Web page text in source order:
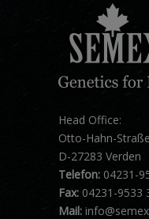
Head Office:
Otto-Hahn-
D-27283 Verden
Telefon: 04231-
Fax: 04231-9533
Mail: